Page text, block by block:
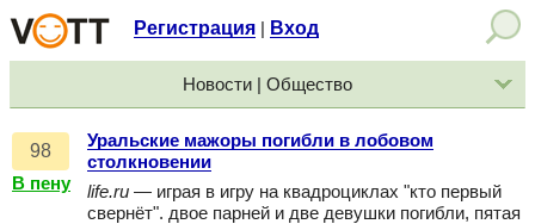
Регистрация Вход
Новости | Общество
98
В пену
Уральские мажоры погибли в лобовом
столкновении
life.ru — играя в игру на квадроциклах "кто первый
свернёт". двое парней и две девушки погибли, пятая